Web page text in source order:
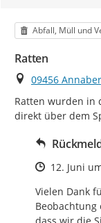
Kategorie
Abfall, Müll und
Ratten
Ort
09456
Ratten wurden in
direkt über dem
Zeitpunkt
12. Juni
Vielen Dank
Beobachtung